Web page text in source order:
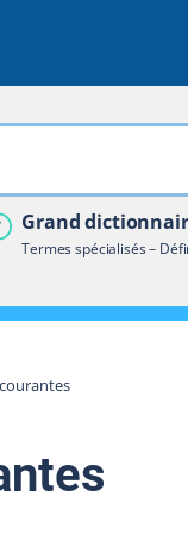
dans tout le site
Grand
Termes spécialisés –